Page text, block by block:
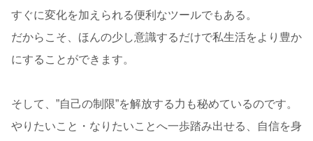
すぐに変化を加えられる便利なツールでもある。
だからこそ、ほんの少し意識するだけで私生活をより豊か
にすることができます。
そして、”自己の制限”を解放する力も秘めているのです。
やりたいこと・なりたいことへ一歩踏み出せる、自信を身